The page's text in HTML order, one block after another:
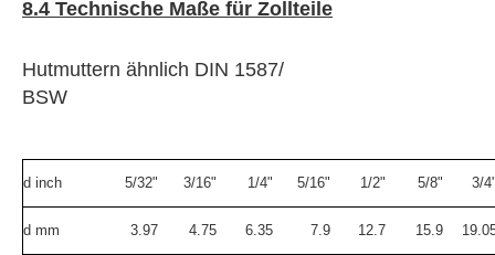
8.4 Technische Maße für Zollteile
Hutmuttern ähnlich DIN 1587/
BSW
d inch 5/32" 3/16" 1/4" 5/16" 1/2" 5/8" 3/
d mm 3.97 4.75 6.35 7.9 12.7 15.9